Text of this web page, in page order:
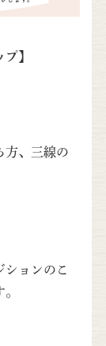
】
方、三線の
ョンのこ